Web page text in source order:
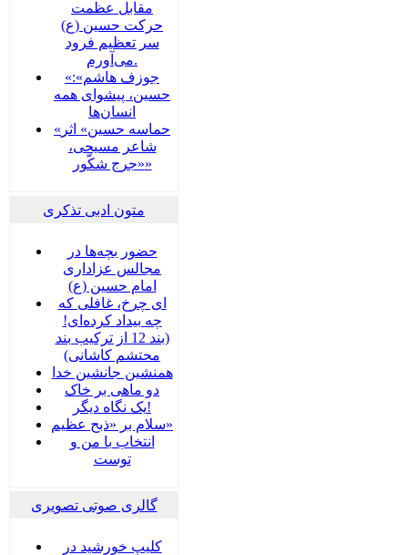
مقابل عظمت
حرکت حسین (ع)
سر تعظیم فرود
می‌آورم.
«جوزف هاشم»:
حسین، پیشوای همه
انسان‌ها
«حماسه حسین» اثر
شاعر مسیحی،
«جرج شکّور»
متون ادبی تذکری
حضور بچه‌‌‌ها در
مجالس عزاداری
امام حسین (ع)
ای چرخ، غافلی که
چه بیداد کرده‌ای!
(بند 12 از ترکیب بند
محتشم کاشانی)
همنشین جانشین خدا
دو ماهی بر خاک
یک نگاه دیگر!
سلام بر «ذبح عظیم»
انتخاب با من و
توست
گالری صوتی تصویری
کلیپ خورشید در